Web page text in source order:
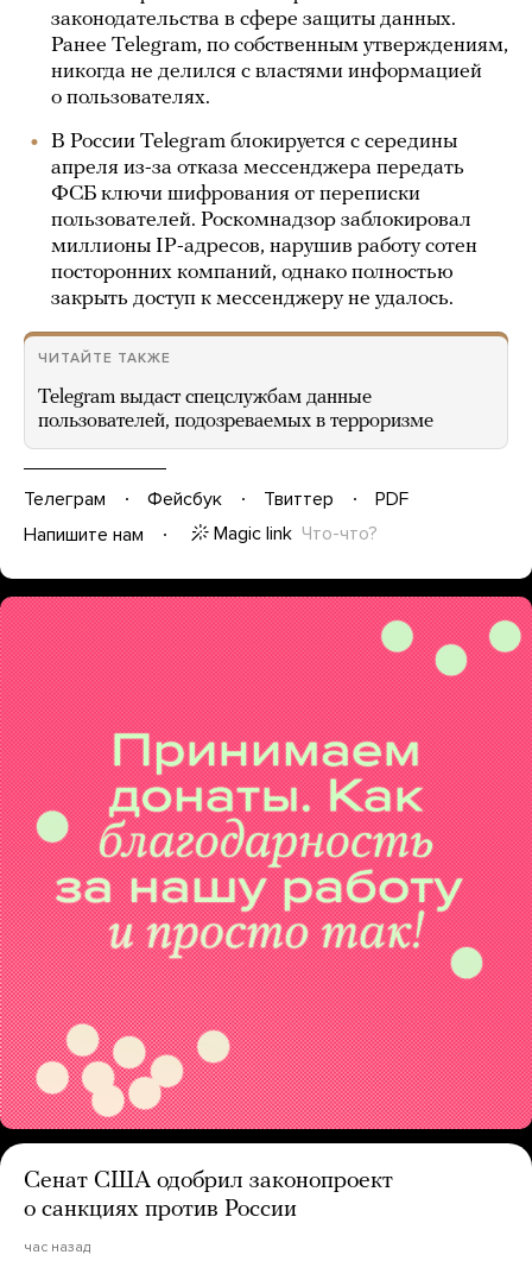
законодательства в сфере защиты данных.
Ранее Telegram, по собственным утверждениям,
никогда не делился с властями информацией
о пользователях.
В России Telegram блокируется с середины
апреля из-за отказа мессенджера передать
ФСБ ключи шифрования от переписки
пользователей. Роскомнадзор заблокировал
миллионы IP-адресов, нарушив работу сотен
посторонних компаний, однако полностью
закрыть доступ к мессенджеру не удалось.
ЧИТАЙТЕ ТАКЖЕ
Telegram выдаст спецслужбам данные
пользователей, подозреваемых в терроризме
Телеграм Фейсбук Твиттер
PDF
Напишите нам
Magic link Что-что?
Сенат США одобрил законопроект
о санкциях против России
час назад